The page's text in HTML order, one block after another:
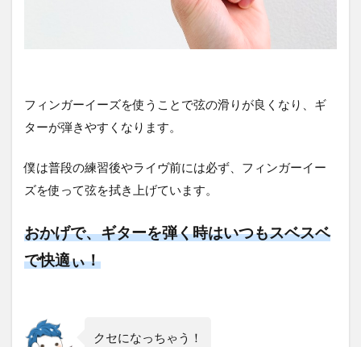
フィンガーイーズを使うことで弦の滑りが良くなり、ギ
ターが弾きやすくなります。
僕は普段の練習後やライヴ前には必ず、フィンガーイー
ズを使って弦を拭き上げています。
おかげで、ギターを弾く時はいつもスベスベ
で快適ぃ！
クセになっちゃう！